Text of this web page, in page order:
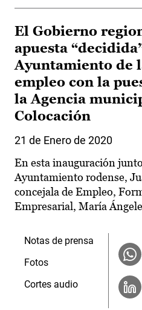
El Gobierno
apuesta
Ayuntamiento de
empleo con la
la Agencia
Colocación
21 de Enero de 2020
En esta inauguración
Ayuntamiento rodense,
concejala de Empleo,
Empresarial, María
Notas de prensa
Fotos
Cortes audio